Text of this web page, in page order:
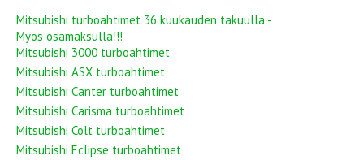
Mitsubishi turboahtimet 36 kuukauden takuulla -
Myös osamaksulla!!!
Mitsubishi 3000 turboahtimet
Mitsubishi ASX turboahtimet
Mitsubishi Canter turboahtimet
Mitsubishi Carisma turboahtimet
Mitsubishi Colt turboahtimet
Mitsubishi Eclipse turboahtimet